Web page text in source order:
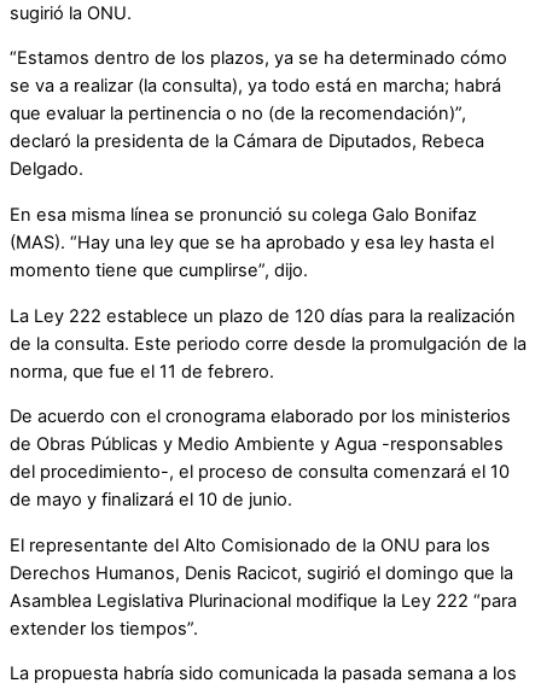
sugirió la ONU.
“Estamos dentro de los plazos, ya se ha determinado cómo
se va a realizar (la consulta), ya todo está en marcha; habrá
que evaluar la pertinencia o no (de la recomendación)”,
declaró la presidenta de la Cámara de Diputados, Rebeca
Delgado.
En esa misma línea se pronunció su colega Galo Bonifaz
(MAS). “Hay una ley que se ha aprobado y esa ley hasta el
momento tiene que cumplirse”, dijo.
La Ley 222 establece un plazo de 120 días para la realización
de la consulta. Este periodo corre desde la promulgación de la
norma, que fue el 11 de febrero.
De acuerdo con el cronograma elaborado por los ministerios
de Obras Públicas y Medio Ambiente y Agua -responsables
del procedimiento-, el proceso de consulta comenzará el 10
de mayo y finalizará el 10 de junio.
El representante del Alto Comisionado de la ONU para los
Derechos Humanos, Denis Racicot, sugirió el domingo que la
Asamblea Legislativa Plurinacional modifique la Ley 222 “para
extender los tiempos”.
La propuesta habría sido comunicada la pasada semana a los